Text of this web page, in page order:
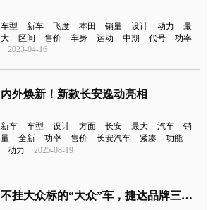
车型 新车 飞度 本田 销量 设计 动力
最
大
区间 售价 车身 运动 中期 代号
功率
2023-04-16
内外焕新！新款长安逸动亮相
新车 车型 设计 方面 长安 最大 汽车
销
量
全新 功率 售价 长安汽车 紧凑
功能
动力
2025-08-19
不挂大众标的“大众”车，捷达品牌三款“新车”亮相